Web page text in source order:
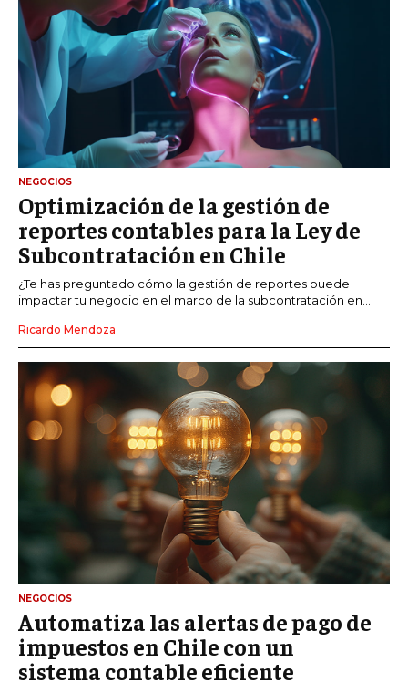
NEGOCIOS
Optimización de la gestión de
reportes contables para la Ley de
Subcontratación en Chile
¿Te has preguntado cómo la gestión de reportes puede
impactar tu negocio en el marco de la subcontratación en...
Ricardo Mendoza
NEGOCIOS
Automatiza las alertas de pago de
impuestos en Chile con un
sistema contable eficiente